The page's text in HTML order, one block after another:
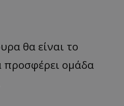
θα είναι το
προσφέρει ομάδα